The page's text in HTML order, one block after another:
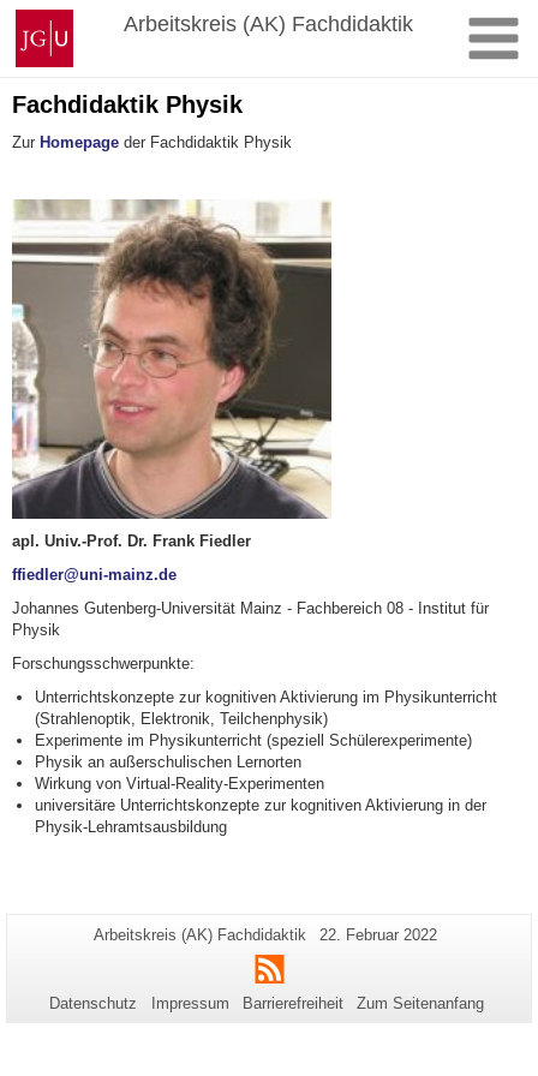
Zum
Inhalt
springen
Johannes
Gutenberg-
Universität
Mainz
Arbeitskreis (AK) Fachdidaktik
Fachdidaktik Physik
Zur Homepage der Fachdidaktik Physik
apl. Univ.-Prof. Dr. Frank Fiedler
ffiedler@uni-mainz.de
Johannes Gutenberg-Universität Mainz - Fachbereich 08 - Institut für
Physik
Forschungsschwerpunkte:
Unterrichtskonzepte zur kognitiven Aktivierung im Physikunterricht
(Strahlenoptik, Elektronik, Teilchenphysik)
Experimente im Physikunterricht (speziell Schülerexperimente)
Physik an außerschulischen Lernorten
Wirkung von Virtual-Reality-Experimenten
universitäre Unterrichtskonzepte zur kognitiven Aktivierung in der
Physik-Lehramtsausbildung
Zusätzliche
Informationen
zu
dieser
Seiten-
Arbeitskreis (AK) Fachdidaktik
Letzte
22. Februar 2022
RSS
Datenschutz Impressum Barrierefreiheit Zum Seitenanfang